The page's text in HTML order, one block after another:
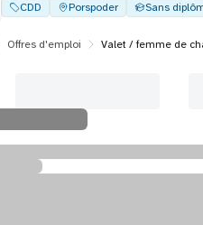
CDD Porspoder Sans
Offres d'emploi Valet / femme de